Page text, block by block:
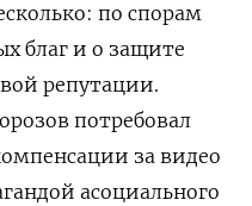
по спорам
благ и о защите
репутации.
потребовал
за видео
асоциального